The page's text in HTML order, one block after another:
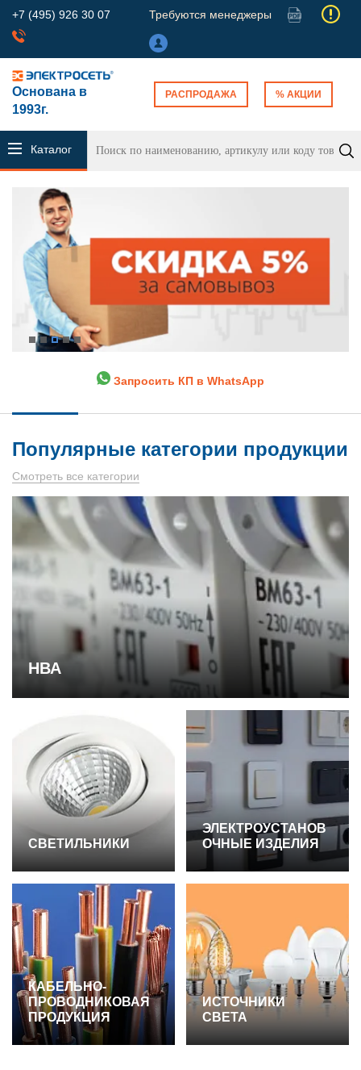
+7 (495) 926 30 07 Требуются менеджеры
Основана в
1993г.
РАСПРОДАЖА % АКЦИИ
Каталог
продукции
Запросить КП в WhatsApp
Популярные категории продукции
Смотреть все категории
НВА
СВЕТИЛЬНИКИ
ЭЛЕКТРОУСТАНОВ
ОЧНЫЕ ИЗДЕЛИЯ
КАБЕЛЬНО-
ПРОВОДНИКОВАЯ
ПРОДУКЦИЯ
ИСТОЧНИКИ
СВЕТА